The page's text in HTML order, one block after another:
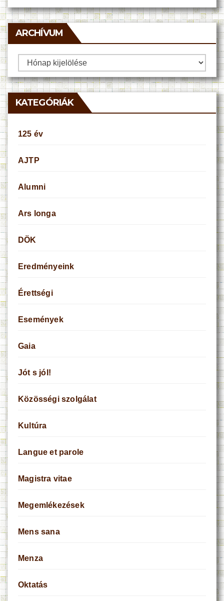
ARCHÍVUM
Archívum
KATEGÓRIÁK
125 év
AJTP
Alumni
Ars longa
DÖK
Eredményeink
Érettségi
Események
Gaia
Jót s jól!
Közösségi szolgálat
Kultúra
Langue et parole
Magistra vitae
Megemlékezések
Mens sana
Menza
Oktatás